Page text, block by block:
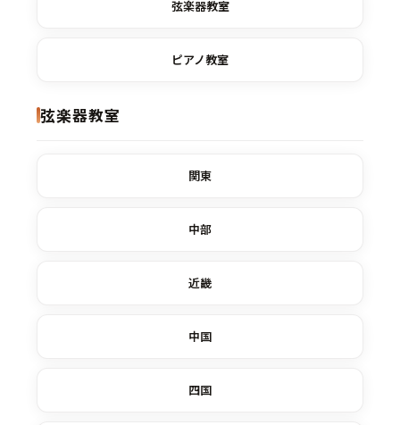
弦楽器教室
ピアノ教室
弦楽器教室
関東
中部
近畿
中国
四国